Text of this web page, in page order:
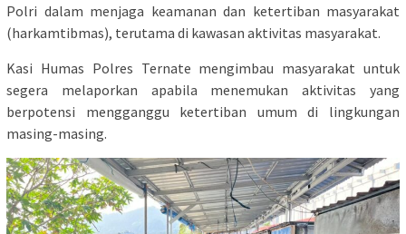
Polri dalam menjaga keamanan dan ketertiban masyarakat
(harkamtibmas), terutama di kawasan aktivitas masyarakat.
Kasi Humas Polres Ternate mengimbau masyarakat untuk
segera melaporkan apabila menemukan aktivitas yang
berpotensi mengganggu ketertiban umum di lingkungan
masing-masing.